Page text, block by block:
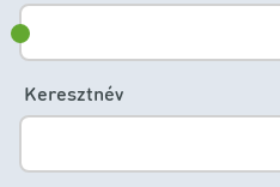
Keresztnév